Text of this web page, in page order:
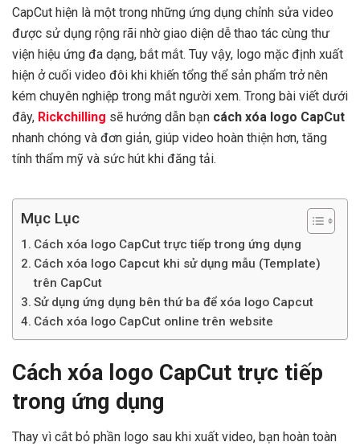
CapCut hiện là một trong những ứng dụng chỉnh sửa video
được sử dụng rộng rãi nhờ giao diện dễ thao tác cùng thư
viện hiệu ứng đa dạng, bắt mắt. Tuy vậy, logo mặc định xuất
hiện ở cuối video đôi khi khiến tổng thể sản phẩm trở nên
kém chuyên nghiệp trong mắt người xem. Trong bài viết dưới
đây, Rickchilling sẽ hướng dẫn bạn cách xóa logo CapCut
nhanh chóng và đơn giản, giúp video hoàn thiện hơn, tăng
tính thẩm mỹ và sức hút khi đăng tải.
Mục Lục
Cách xóa logo CapCut trực tiếp trong ứng dụng
Cách xóa logo Capcut khi sử dụng mẫu (Template)
trên CapCut
Sử dụng ứng dụng bên thứ ba để xóa logo Capcut
Cách xóa logo CapCut online trên website
Cách xóa logo CapCut trực tiếp
trong ứng dụng
Thay vì cắt bỏ phần logo sau khi xuất video, bạn hoàn toàn